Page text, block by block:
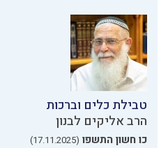
טבילת כלים וברכות
הרב אליקים לבנון
כו חשון התשפו (17.11.2025)